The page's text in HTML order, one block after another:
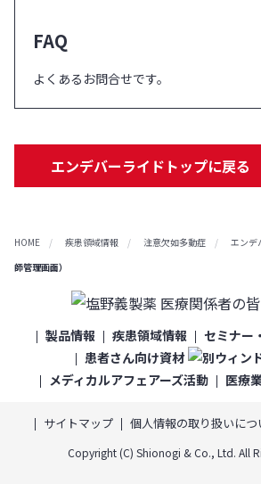
FAQ
よくあるお問合せです。
エンデバーライドトップに戻る
HOME 疾患領域情報 注意欠如多動症 エンデ
師管理画面）
製品情報 疾患領域情報
セミナー
患者さん向け資材
メディカルアフェアーズ活動
医療
サイトマップ 個人情報の取り扱いにつ
Copyright (C) Shionogi & Co., Ltd. All